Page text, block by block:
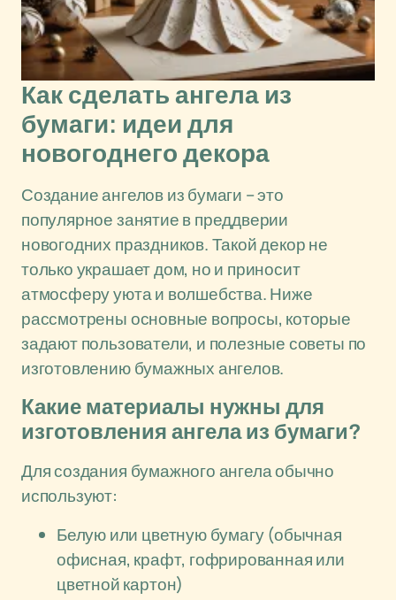
Как сделать ангела из
бумаги: идеи для
новогоднего декора
Создание ангелов из бумаги – это
популярное занятие в преддверии
новогодних праздников. Такой декор не
только украшает дом, но и приносит
атмосферу уюта и волшебства. Ниже
рассмотрены основные вопросы, которые
задают пользователи, и полезные советы по
изготовлению бумажных ангелов.
Какие материалы нужны для
изготовления ангела из бумаги?
Для создания бумажного ангела обычно
используют:
Белую или цветную бумагу (обычная
офисная, крафт, гофрированная или
цветной картон)